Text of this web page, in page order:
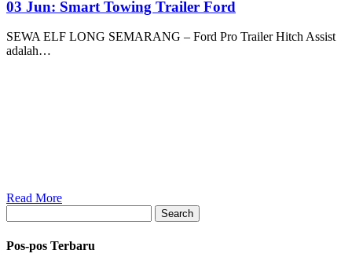
03 Jun: Smart Towing Trailer Ford
SEWA ELF LONG SEMARANG – Ford Pro Trailer Hitch Assist
adalah…
Read More
Search
Pos-pos Terbaru